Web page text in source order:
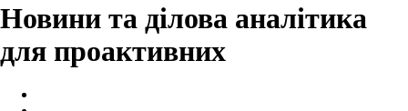
Новини та ділова аналітика
для проактивних